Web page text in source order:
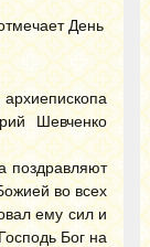
День
Шевченко
поздравляют
во всех
ему сил и
Бог на